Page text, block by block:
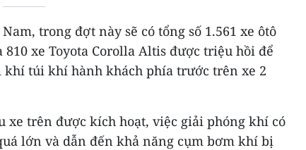
trong đợt này sẽ có tổng số 1.561 xe ôtô
810 xe Toyota Corolla Altis được triệu hồi để
túi khí hành khách phía trước trên xe 2
xe trên được kích hoạt, việc giải phóng khí có
lớn và dẫn đến khả năng cụm bơm khí bị